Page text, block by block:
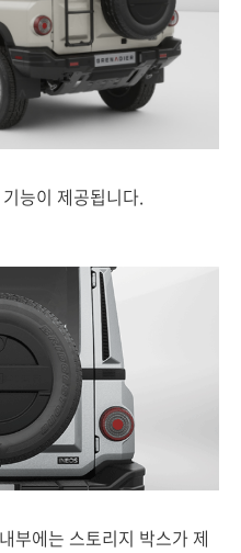
능이 제공됩니다.
부에는 스토리지 박스가 제